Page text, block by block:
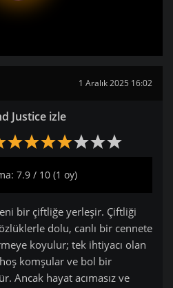
1 Aralık 2025 16:02
Justice izle
7.9 / 10 (1 oy)
bir çiftliğe yerleşir. Çiftliği
dolu, canlı bir cennete
koyulur; tek ihtiyacı olan
komşular ve bol bir
Ancak hayat acımasız ve